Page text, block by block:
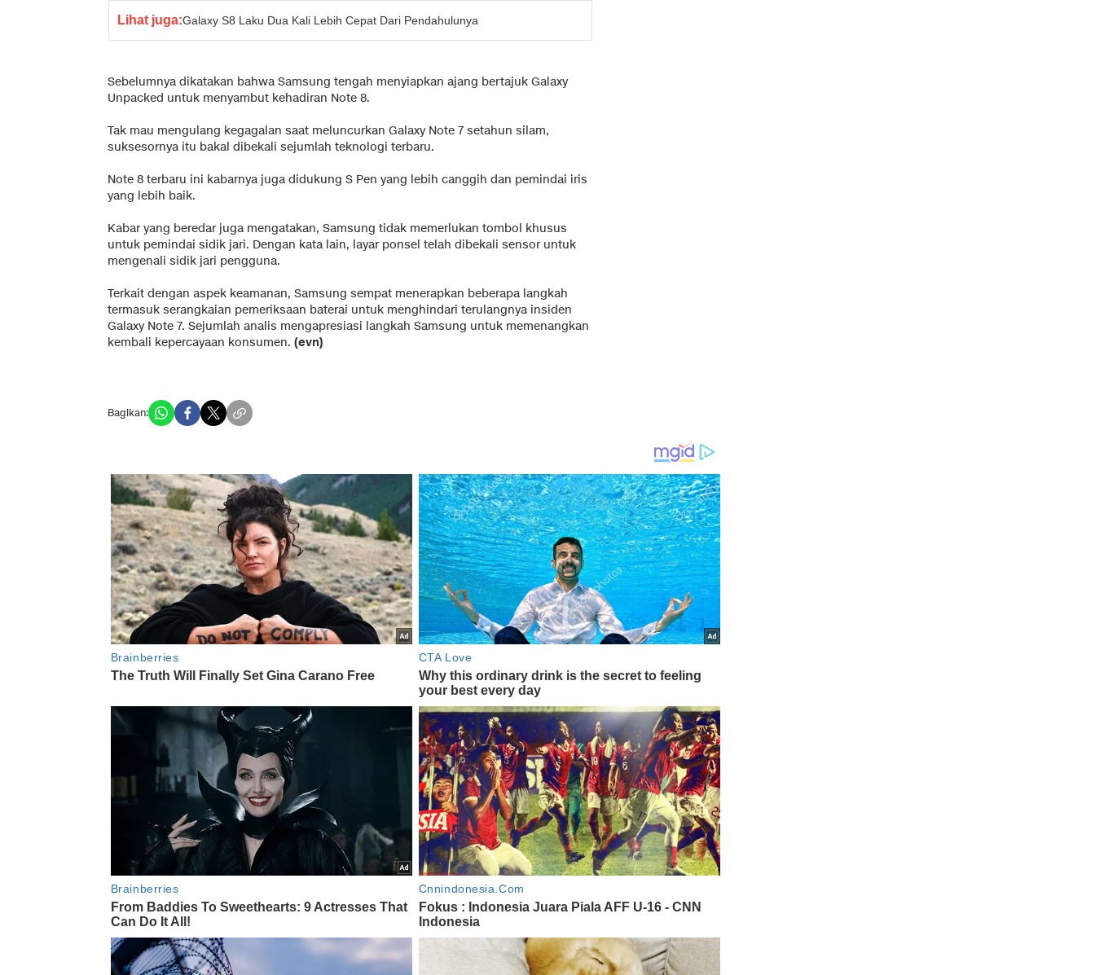
Lihat juga:Galaxy S8 Laku Dua Kali Lebih Cepat Dari Pendahulunya
Sebelumnya dikatakan bahwa Samsung tengah menyiapkan ajang bertajuk Galaxy
Unpacked untuk menyambut kehadiran Note 8.
Tak mau mengulang kegagalan saat meluncurkan Galaxy Note 7 setahun silam,
suksesornya itu bakal dibekali sejumlah teknologi terbaru.
Note 8 terbaru ini kabarnya juga didukung S Pen yang lebih canggih dan pemindai iris
yang lebih baik.
Kabar yang beredar juga mengatakan, Samsung tidak memerlukan tombol khusus
untuk pemindai sidik jari. Dengan kata lain, layar ponsel telah dibekali sensor untuk
mengenali sidik jari pengguna.
Terkait dengan aspek keamanan, Samsung sempat menerapkan beberapa langkah
termasuk serangkaian pemeriksaan baterai untuk menghindari terulangnya insiden
Galaxy Note 7. Sejumlah analis mengapresiasi langkah Samsung untuk memenangkan
kembali kepercayaan konsumen. (evn)
Bagikan: